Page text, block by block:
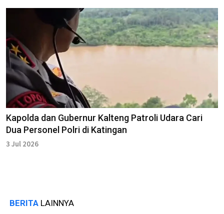
Kapolda dan Gubernur Kalteng Patroli Udara Cari
Dua Personel Polri di Katingan
3 Jul 2026
BERITA LAINNYA